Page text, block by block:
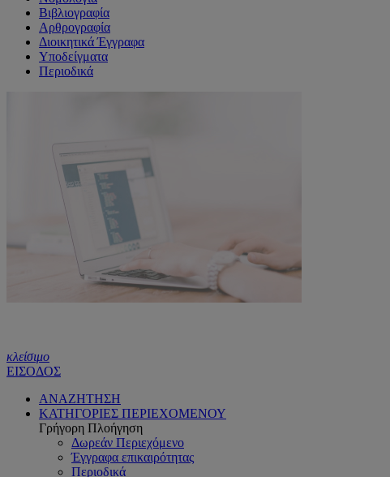
Βιβλιογραφία
Αρθρογραφία
Διοικητικά Έγγραφα
Υποδείγματα
Περιοδικά
κλείσιμο
ΕΙΣΟΔΟΣ
ΑΝΑΖΗΤΗΣΗ
ΚΑΤΗΓΟΡΙΕΣ ΠΕΡΙΕΧΟΜΕΝΟΥ
Γρήγορη Πλοήγηση
Δωρεάν Περιεχόμενο
Έγγραφα επικαιρότητας
Περιοδικά